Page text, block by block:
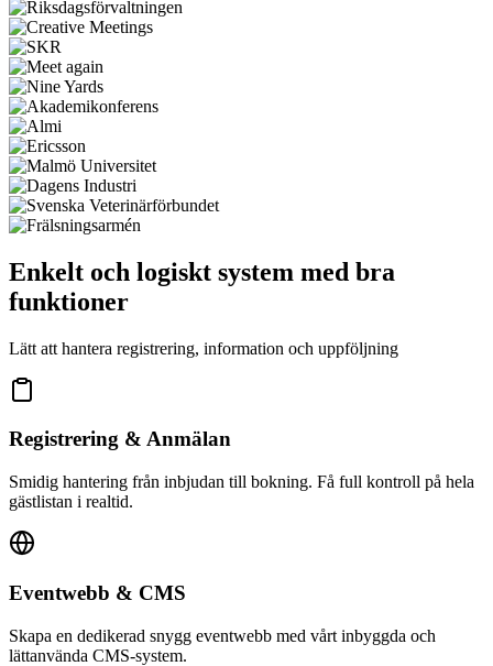
Enkelt och logiskt system med bra
funktioner
Lätt att hantera registrering, information och uppföljning
Registrering & Anmälan
Smidig hantering från inbjudan till bokning. Få full kontroll på hela
gästlistan i realtid.
Eventwebb & CMS
Skapa en dedikerad snygg eventwebb med vårt inbyggda och
lättanvända CMS-system.